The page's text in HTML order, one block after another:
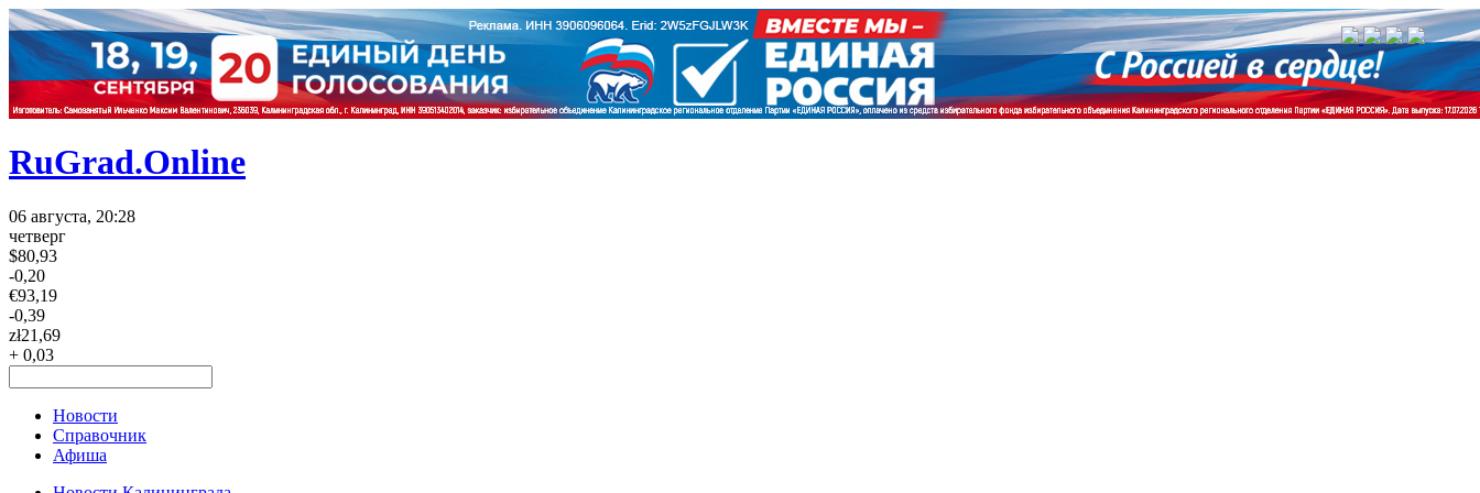
RuGrad.Online
06 августа, 20:28
четверг
$80,93
-0,20
€93,19
-0,39
zł21,69
+ 0,03
Новости
Справочник
Афиша